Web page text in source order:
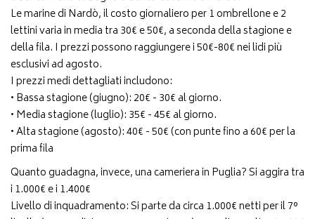
Le marine di Nardò, il costo giornaliero per 1 ombrellone e 2
lettini varia in media tra 30€ e 50€, a seconda della stagione e
della fila. I prezzi possono raggiungere i 50€-80€ nei lidi più
esclusivi ad agosto.
I prezzi medi dettagliati includono:
• Bassa stagione (giugno): 20€ - 30€ al giorno.
• Media stagione (luglio): 35€ - 45€ al giorno.
• Alta stagione (agosto): 40€ - 50€ (con punte fino a 60€ per la
prima fila
Quanto guadagna, invece, una cameriera in Puglia? Si aggira tra
i 1.000€ e i 1.400€
Livello di inquadramento: Si parte da circa 1.000€ netti per il 7°